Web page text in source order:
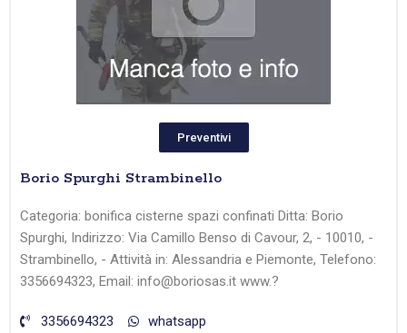
Preventivi
Borio Spurghi Strambinello
Categoria: bonifica cisterne spazi confinati Ditta: Borio
Spurghi, Indirizzo: Via Camillo Benso di Cavour, 2, - 10010, -
Strambinello, - Attività in: Alessandria e Piemonte, Telefono:
3356694323, Email: info@boriosas.it www.?
3356694323
whatsapp